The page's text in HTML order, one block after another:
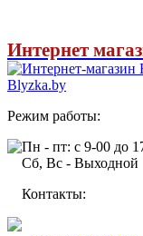
Интернет
Режим работы:
Пн - пт: с 9-00 до
Сб, Вс - Выходной
Контакты: